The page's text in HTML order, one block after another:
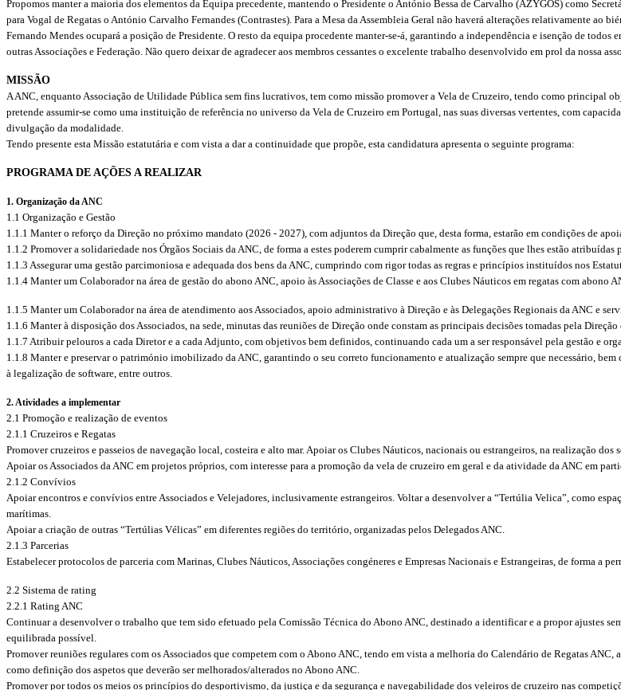
Propomos manter a maioria dos elementos da Equipa precedente, mantendo o Presidente o António Bessa de Carvalho (AZYGOS) como
para Vogal de Regatas o António Carvalho Fernandes (Contrastes). Para a Mesa da Assembleia Geral não haverá alterações relativamente
Fernando Mendes ocupará a posição de Presidente. O resto da equipa procedente manter-se-á, garantindo a independência e isenção de
outras Associações e Federação. Não quero deixar de agradecer aos membros cessantes o excelente trabalho desenvolvido em prol da nossa
MISSÃO
A ANC, enquanto Associação de Utilidade Pública sem fins lucrativos, tem como missão promover a Vela de Cruzeiro, tendo como principal
pretende assumir-se como uma instituição de referência no universo da Vela de Cruzeiro em Portugal, nas suas diversas vertentes, com
divulgação da modalidade.
Tendo presente esta Missão estatutária e com vista a dar a continuidade que propõe, esta candidatura apresenta o seguinte programa:
PROGRAMA DE AÇÕES A REALIZAR
1. Organização da ANC
1.1 Organização e Gestão
1.1.1 Manter o reforço da Direção no próximo mandato (2026 - 2027), com adjuntos da Direção que, desta forma, estarão em condições de
1.1.2 Promover a solidariedade nos Órgãos Sociais da ANC, de forma a estes poderem cumprir cabalmente as funções que lhes estão atribuídas
1.1.3 Assegurar uma gestão parcimoniosa e adequada dos bens da ANC, cumprindo com rigor todas as regras e princípios instituídos nos
1.1.4 Manter um Colaborador na área de gestão do abono ANC, apoio às Associações de Classe e aos Clubes Náuticos em regatas com abono
1.1.5 Manter um Colaborador na área de atendimento aos Associados, apoio administrativo à Direção e às Delegações Regionais da ANC e
1.1.6 Manter à disposição dos Associados, na sede, minutas das reuniões de Direção onde constam as principais decisões tomadas pela
1.1.7 Atribuir pelouros a cada Diretor e a cada Adjunto, com objetivos bem definidos, continuando cada um a ser responsável pela gestão e
1.1.8 Manter e preservar o património imobilizado da ANC, garantindo o seu correto funcionamento e atualização sempre que necessário,
à legalização de software, entre outros.
2. Atividades a implementar
2.1 Promoção e realização de eventos
2.1.1 Cruzeiros e Regatas
Promover cruzeiros e passeios de navegação local, costeira e alto mar. Apoiar os Clubes Náuticos, nacionais ou estrangeiros, na realização
Apoiar os Associados da ANC em projetos próprios, com interesse para a promoção da vela de cruzeiro em geral e da atividade da ANC em
2.1.2 Convívios
Apoiar encontros e convívios entre Associados e Velejadores, inclusivamente estrangeiros. Voltar a desenvolver a “Tertúlia Velica”, como
marítimas.
Apoiar a criação de outras “Tertúlias Vélicas” em diferentes regiões do território, organizadas pelos Delegados ANC.
2.1.3 Parcerias
Estabelecer protocolos de parceria com Marinas, Clubes Náuticos, Associações congéneres e Empresas Nacionais e Estrangeiras, de forma a
2.2 Sistema de rating
2.2.1 Rating ANC
Continuar a desenvolver o trabalho que tem sido efetuado pela Comissão Técnica do Abono ANC, destinado a identificar e a propor ajustes
equilibrada possível.
Promover reuniões regulares com os Associados que competem com o Abono ANC, tendo em vista a melhoria do Calendário de Regatas
como definição dos aspetos que deverão ser melhorados/alterados no Abono ANC.
Promover por todos os meios os princípios do desportivismo, da justiça e da segurança e navegabilidade dos veleiros de cruzeiro nas